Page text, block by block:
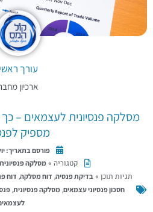
עורך ראשי
ארכיון מחבר
מסלקה פנסיונית לעצמאים –
מספיק
פורסם בתאריך:יולי 7, 2025
קטגוריה » מסלקה פנסיונית,
תגיות תוכן » בדיקת פנסיה,דוח מסלקה,דוח
חסכון פנסיוני עצמאים,מסלקה פנסיונית,
לעצמאים